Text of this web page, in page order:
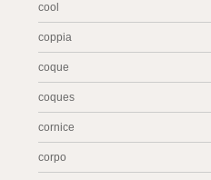
cool
coppia
coque
coques
cornice
corpo